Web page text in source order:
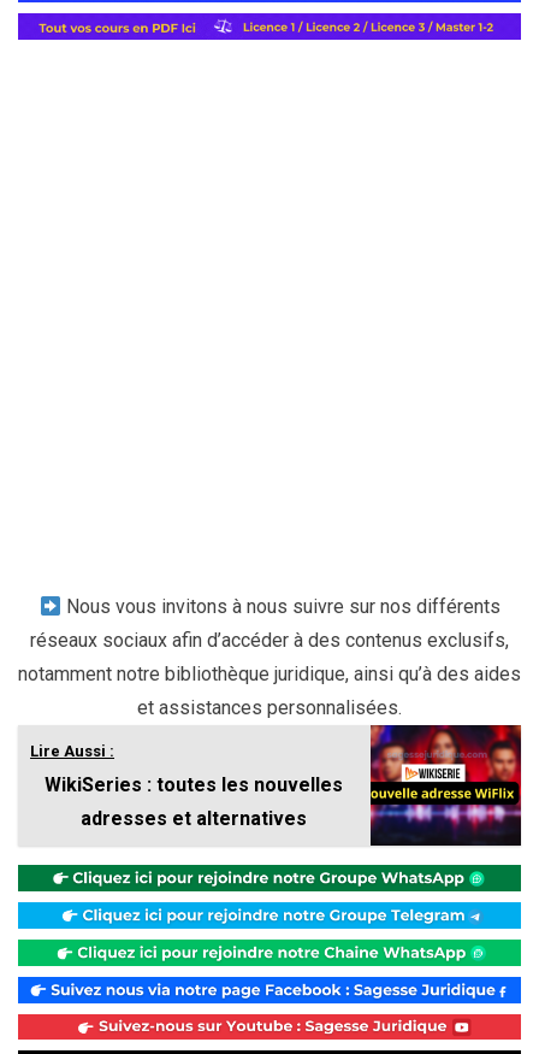
Nous vous invitons à nous suivre sur nos différents
réseaux sociaux afin d’accéder à des contenus exclusifs,
notamment notre bibliothèque juridique, ainsi qu’à des aides
et assistances personnalisées.
Lire Aussi :
WikiSeries : toutes les nouvelles
adresses et alternatives